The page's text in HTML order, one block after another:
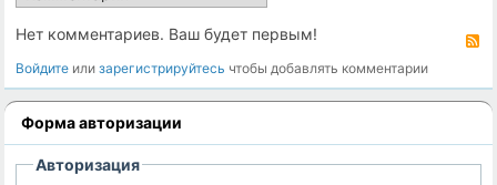
Нет комментариев. Ваш будет первым!
Войдите илизарегистрируйтесь чтобы добавлять комментарии
Форма авторизации
Авторизация